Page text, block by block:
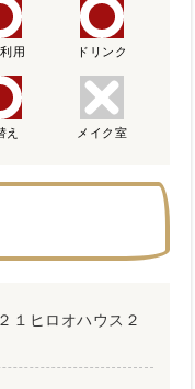
用 ドリンク
え メイク室
１ヒロオハウス２